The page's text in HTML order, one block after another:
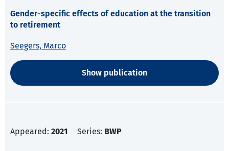
Gender-specific effects of education at the transition
to retirement
Seegers, Marco
Show publication
Appeared: 2021 Series: BWP